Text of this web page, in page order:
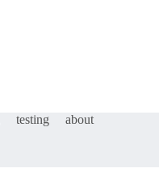
testing about